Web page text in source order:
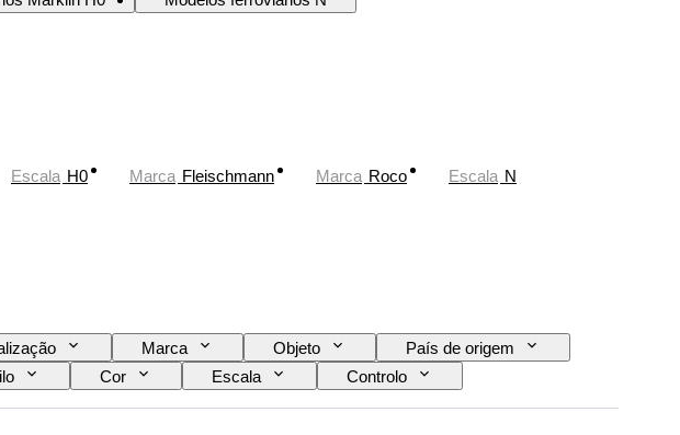
Escala H0 Marca Fleischmann Marca Roco Escala N
Marca Objeto
País de origem
Cor Escala
Controlo